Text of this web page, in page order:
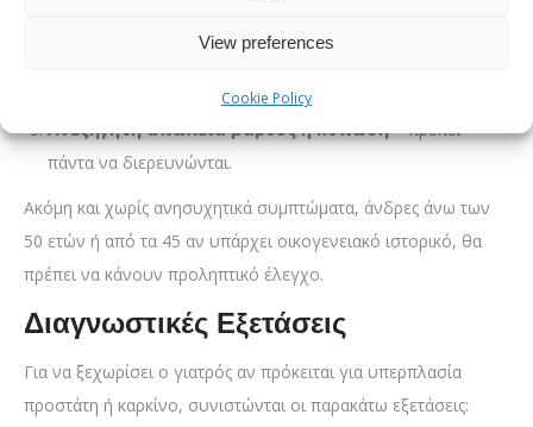
View preferences
Cookie Policy
Πόνος στα οστά, στη μέση ή στη λεκάνη
Ανεξήγητη απώλεια βάρους ή κόπωση– πρέπει
πάντα να διερευνώνται.
Ακόμη και χωρίς ανησυχητικά συμπτώματα, άνδρες άνω των
50 ετών ή από τα 45 αν υπάρχει οικογενειακό ιστορικό, θα
πρέπει να κάνουν προληπτικό έλεγχο.
Διαγνωστικές Εξετάσεις
Για να ξεχωρίσει ο γιατρός αν πρόκειται για υπερπλασία
προστάτη ή καρκίνο, συνιστώνται οι παρακάτω εξετάσεις: